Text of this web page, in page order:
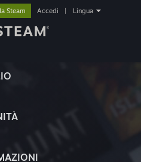
Steam Accedi Lingua